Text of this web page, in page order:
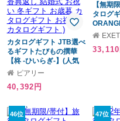
カタログギフト JTB選べ
るギフトたびもの撰華
【柊 -ひいらぎ-】(人気
話題 引き出物 内祝い 出
気祝い 香典返し 結婚式
カタログギフト お祝い
カタログギフト )
ピアリー
40,392円
【無期
タログ
ム オレ
33,110
46位 47位